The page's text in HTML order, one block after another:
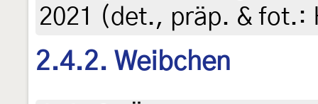
2021 (det., präp. & fot.:
2.4.2. Weibchen